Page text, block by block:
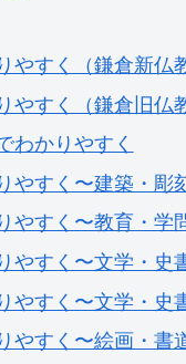
すく（鎌倉新仏
すく（鎌倉旧仏
わかりやすく
やすく〜建築・
やすく〜教育・
やすく〜文学・
やすく〜文学・
やすく〜絵画・